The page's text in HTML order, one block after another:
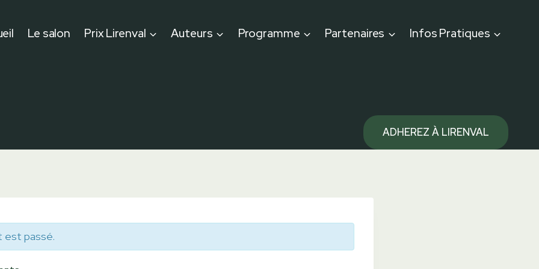
Le salon Prix Lirenval Auteurs Programme Partenaires Infos Pratiques
ADHEREZ À LIRENVAL
passé.